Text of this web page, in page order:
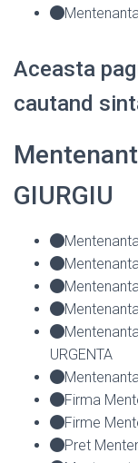
Aceasta
cautand
GIURGIU
URGENTA
Firma
Firme
Pret